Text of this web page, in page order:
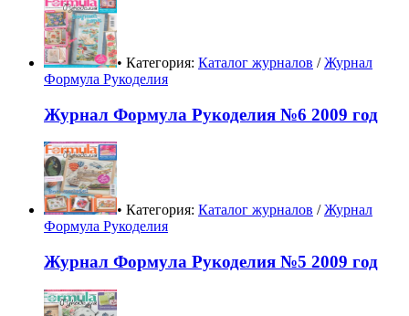
• Категория: Каталог журналов /Журнал
Формула Рукоделия
Журнал Формула Рукоделия №6 2009 год
• Категория: Каталог журналов /Журнал
Формула Рукоделия
Журнал Формула Рукоделия №5 2009 год